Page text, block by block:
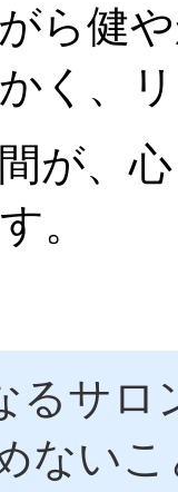
ら健
く、
が、
。
るサロ
ない